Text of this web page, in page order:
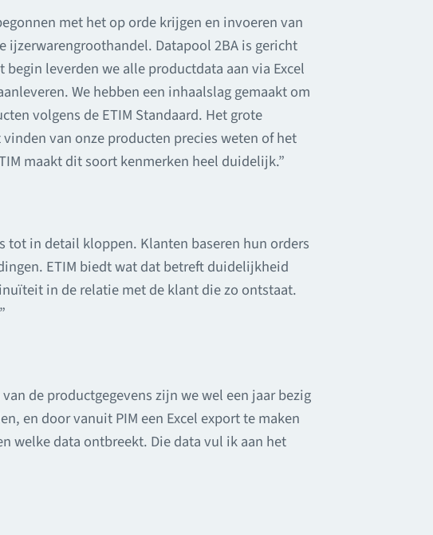
met het op orde krijgen en invoeren van
ijzerwarengroothandel. Datapool 2BA is gericht
leverden we alle productdata aan via Excel
We hebben een inhaalslag gemaakt om
volgens de ETIM Standaard. Het grote
van onze producten precies weten of het
maakt dit soort kenmerken heel duidelijk.”
tot in detail kloppen. Klanten baseren hun orders
ETIM biedt wat dat betreft duidelijkheid
in de relatie met de klant die zo ontstaat.
de productgegevens zijn we wel een jaar bezig
en door vanuit PIM een Excel export te maken
welke data ontbreekt. Die data vul ik aan het